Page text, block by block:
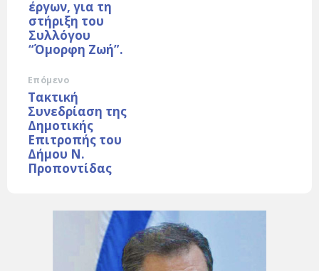
έργων, για τη
στήριξη του
Συλλόγου
“Όμορφη Ζωή”.
Επόμενο
Τακτική
Συνεδρίαση της
Δημοτικής
Επιτροπής του
Δήμου Ν.
Προποντίδας